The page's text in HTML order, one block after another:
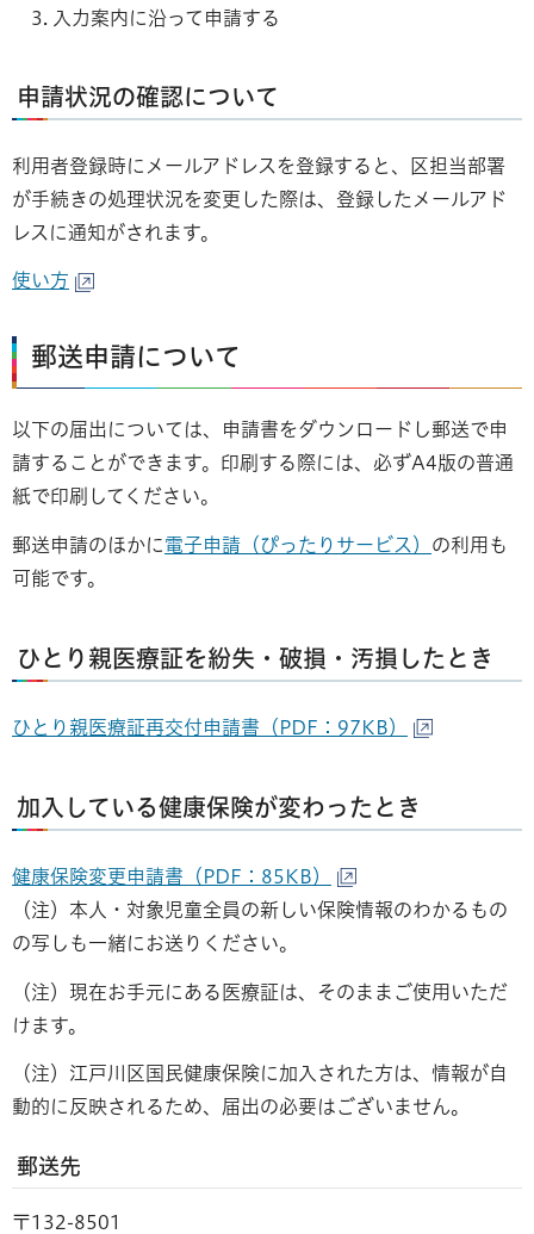
入力案内に沿って申請する
申請状況の確認について
利用者登録時にメールアドレスを登録すると、区担当部署
が手続きの処理状況を変更した際は、登録したメールアド
レスに通知がされます。
使い方
郵送申請について
以下の届出については、申請書をダウンロードし郵送で申
請することができます。印刷する際には、必ずA4版の普通
紙で印刷してください。
郵送申請のほかに電子申請（ぴったりサービス） の利用も
可能です。
ひとり親医療証を紛失・破損・汚損したとき
ひとり親医療証再交付申請書（PDF：97KB）
加入している健康保険が変わったとき
健康保険変更申請書（PDF：85KB）
（注）本人・対象児童全員の新しい保険情報のわかるもの
の写しも一緒にお送りください。
（注）現在お手元にある医療証は、そのままご使用いただ
けます。
（注）江戸川区国民健康保険に加入された方は、情報が自
動的に反映されるため、届出の必要はございません。
郵送先
〒132-8501